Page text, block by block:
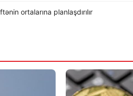
ortalarına planlaşdırılır